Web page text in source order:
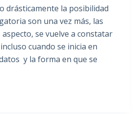
drásticamente la posibilidad
son una vez más, las
se vuelve a constatar
cuando se inicia en
y la forma en que se